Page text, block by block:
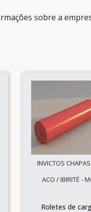
sobre a
INVICTOS
ACO / IBIRITÉ -
Roletes de